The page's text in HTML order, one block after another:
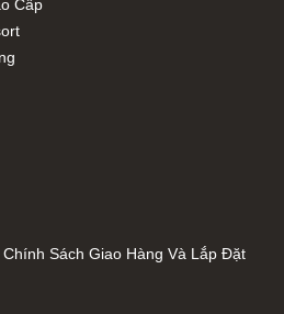
Cấp
Sách Giao Hàng Và Lắp Đặt